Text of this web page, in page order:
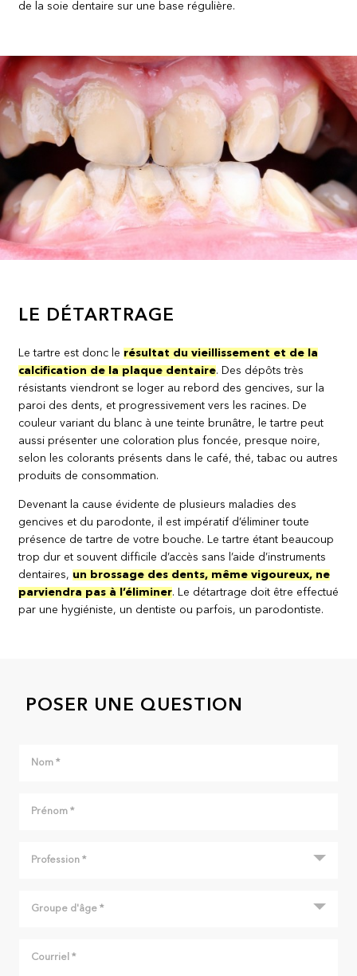
de la soie dentaire sur une base régulière.
LE DÉTARTRAGE
Le tartre est donc le résultat du vieillissement et de la
calcification de la plaque dentaire. Des dépôts très
résistants viendront se loger au rebord des gencives, sur la
paroi des dents, et progressivement vers les racines. De
couleur variant du blanc à une teinte brunâtre, le tartre peut
aussi présenter une coloration plus foncée, presque noire,
selon les colorants présents dans le café, thé, tabac ou autres
produits de consommation.
Devenant la cause évidente de plusieurs maladies des
gencives et du parodonte, il est impératif d’éliminer toute
présence de tartre de votre bouche. Le tartre étant beaucoup
trop dur et souvent difficile d’accès sans l’aide d’instruments
dentaires, un brossage des dents, même vigoureux, ne
parviendra pas à l’éliminer. Le détartrage doit être effectué
par une hygiéniste, un dentiste ou parfois, un parodontiste.
POSER UNE QUESTION